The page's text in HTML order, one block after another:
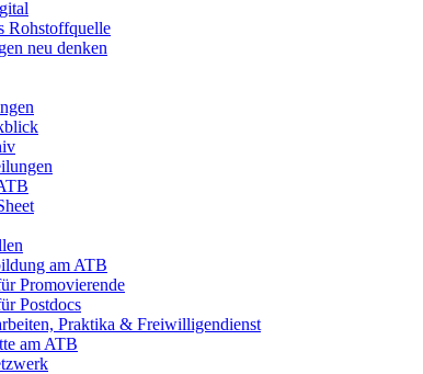
Rohstoffquelle
neu denken
am ATB
Promovierende
Postdocs
Praktika & Freiwilligendienst
am ATB